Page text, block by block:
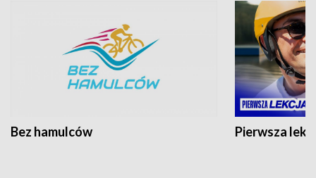
Bez hamulców Pierwsza